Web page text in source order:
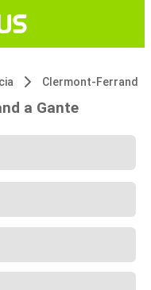
Clermont-Ferrand
a Gante